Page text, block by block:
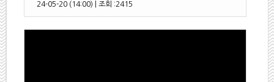
24-05-20 (14:00) 조회 :2415